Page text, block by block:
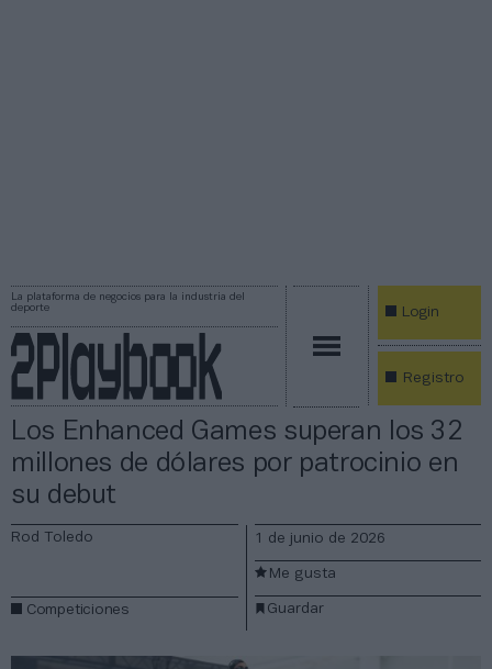
La plataforma de negocios para la industria del
deporte
Login
Registro
Los Enhanced Games superan los 32
millones de dólares por patrocinio en
su debut
Rod Toledo
Competiciones
1 de junio de 2026
Guardar
Me gusta